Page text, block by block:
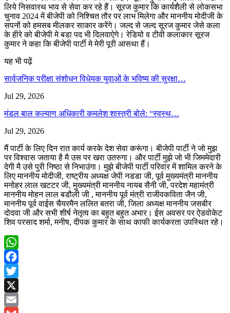
लिये निसवारथ भाव से सेवा कर रहे हैं। सूरज कुमार कि कार्यशैली से लोकसभा
चुनाव 2024 में बीजेपी को निश्चित तौर पर लाभ मिलेगा और माननीय मोदीजी के
सपनों को हमसब मीलकर साकार करेंगे। जल्द से जल्द सूरज कुमार जेसे कला
के हीरे को बीजेपी मे बडा पद भी दिलवाऐगे। रेडियो व टीवी कलाकार सूरज
कुमार ने कहा कि बीजेपी पार्टी मे मेरी पूरी आसथा हैं।
यह भी पढ़ें
सार्वजनिक परीक्षा संशोधन विधेयक युवाओं के भविष्य की सुरक्षा…
Jul 29, 2026
मंडल बाल कल्याण अधिकारी कमलेश शास्त्री बोले: “स्वस्थ…
Jul 29, 2026
मैं पार्टी के लिए दिन रात कार्य करके देश सेवा करूंगा। बीजेपी पार्टी ने जो मुझ
पर विश्वास जताया है मै उस पर खरा उतरुगा। और पार्टी मुझे जो भी जिममेदारी
देगी मै उसे पुरी निष्ठा से निभाउंगा। मुझे बीजेपी पार्टी परिवार में शामिल करने के
लिए माननीय मोदीजी, राष्ट्रीय अध्यक्ष जेपी नडडा जी, पूर्व मुख्यमंत्री माननीय
मनोहर लाल खटटर जी, मुख्यमंत्री माननीय नायब सैनी जी, परदेश महामंत्री
माननीय मोहन लाल बडौली जी , माननीय पूर्व मंत्री राजीवकविता जैन जी,
माननीय पूर्व वाईस चैयरमैन ललित बतरा जी, जिला अध्यक्ष माननीय जसबीर
दोदवा जी और सभी शीर्ष नेतृत्व का बहुत बहुत अभार। ईस अवसर पर ऐडवोकेट
शिव परसाद शर्मा, मनीष, दीपक कुमार के साथ काफी कार्यकरता उपस्थित रहे।
WhatsApp
Facebook
Twitter
X